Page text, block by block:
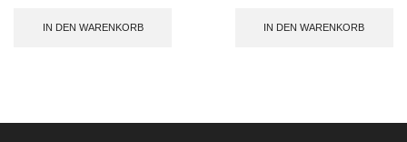
IN DEN WARENKORB IN DEN WARENKORB